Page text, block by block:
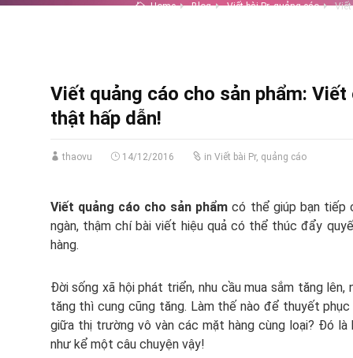
Home Blog Viết bài Pr, quảng cáo Viết
Viết quảng cáo cho sản phẩm: Viết
thật hấp dẫn!
thaovu 14/12/2016 in Viết bài Pr, quảng cáo
Viết quảng cáo cho sản phẩmcó thể giúp bạn tiếp
ngàn, thậm chí bài viết hiệu quả có thể thúc đẩy
hàng.
Đời sống xã hội phát triển, nhu cầu mua sắm tăng
tăng thì cung cũng tăng. Làm thế nào để thuyết phục
giữa thị trường vô vàn các mặt hàng cùng loại? Đó là
như kể một câu chuyện vậy!